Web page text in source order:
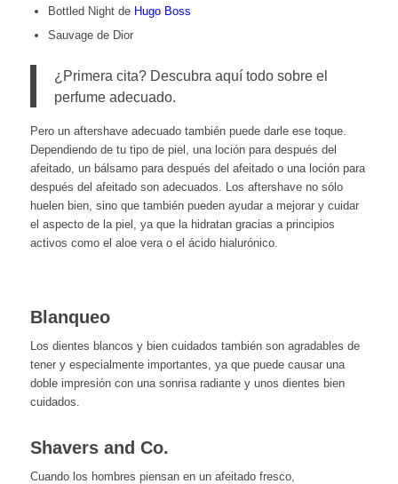
Bottled Night de Hugo Boss
Sauvage de Dior
¿Primera cita? Descubra aquí todo sobre el
perfume adecuado.
Pero un aftershave adecuado también puede darle ese toque.
Dependiendo de tu tipo de piel, una loción para después del
afeitado, un bálsamo para después del afeitado o una loción para
después del afeitado son adecuados. Los aftershave no sólo
huelen bien, sino que también pueden ayudar a mejorar y cuidar
el aspecto de la piel , ya que la hidratan gracias a principios
activos como el aloe vera o el ácido hialurónico.
Blanqueo
Los dientes blancos y bien cuidados también son agradables de
tener y especialmente importantes, ya que puede causar una
doble impresión con una sonrisa radiante y unos dientes bien
cuidados.
Shavers and Co.
Cuando los hombres piensan en un afeitado fresco,